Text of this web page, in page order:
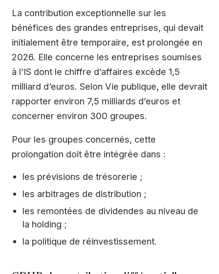
La contribution exceptionnelle sur les
bénéfices des grandes entreprises, qui devait
initialement être temporaire, est prolongée en
2026. Elle concerne les entreprises soumises
à l’IS dont le chiffre d’affaires excède 1,5
milliard d’euros. Selon Vie publique, elle devrait
rapporter environ 7,5 milliards d’euros et
concerner environ 300 groupes.
Pour les groupes concernés, cette
prolongation doit être intégrée dans :
les prévisions de trésorerie ;
les arbitrages de distribution ;
les remontées de dividendes au niveau de
la holding ;
la politique de réinvestissement.